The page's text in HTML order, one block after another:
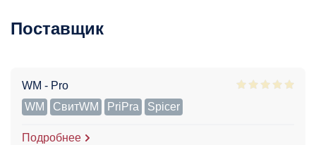
Поставщик
WM - Pro
WM
СвитWM PriPra Spicer
Подробнее